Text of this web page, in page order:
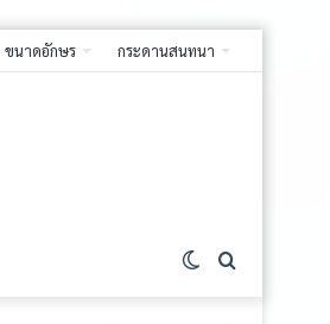
ขนาดอักษร กระดานสนทนา